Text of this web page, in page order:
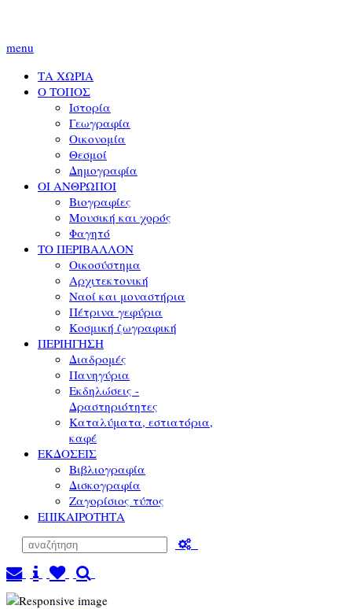
menu
ΤΑ ΧΩΡΙΑ
Ο ΤΟΠΟΣ
Ιστορία
Γεωγραφία
Οικονομία
Θεσμοί
Δημογραφία
ΟΙ ΑΝΘΡΩΠΟΙ
Βιογραφίες
Μουσική και χορός
Φαγητό
ΤΟ ΠΕΡΙΒΑΛΛΟΝ
Οικοσύστημα
Αρχιτεκτονική
Ναοί και μοναστήρια
Πέτρινα γεφύρια
Κοσμική ζωγραφική
ΠΕΡΙΗΓΗΣΗ
Διαδρομές
Πανηγύρια
Εκδηλώσεις -
Δραστηριότητες
Καταλύματα, εστιατόρια,
καφέ
ΕΚΔΟΣΕΙΣ
Βιβλιογραφία
Δισκογραφία
Ζαγορίσιος τύπος
ΕΠΙΚΑΙΡΟΤΗΤΑ